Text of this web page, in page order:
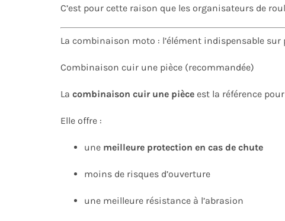
C’est pour cette raison que les organisateurs de
La combinaison moto : l’élément indispensable sur
Combinaison cuir une pièce (recommandée)
La combinaison cuir une pièce est la référence
Elle offre :
une meilleure protection en cas de chute
moins de risques d’ouverture
une meilleure résistance à l’abrasion